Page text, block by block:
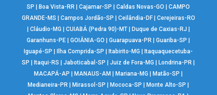
SP
Boa Vista-RR |Cajamar-SP |Caldas Novas-GO |CAMPO
GRANDE-MS
Campos Jordão-SP Ceilândia-DF| Cerejeiras-RO
Cláudio-MG CUIABÁ (Pedra 90)-MT| Duque de Caxias-RJ
Garanhuns-PE |GOIÂNIA-GO |Guarapuava-PR |Guariba-SP
Iguapé-SP
Ilha Comprida-SP Itabirito-MG
Itaquaquecetuba-
SP
Itaqui-RS |Jaboticabal-SP |Juiz de Fora-MG Londrina-PR
MACAPÁ-AP
MANAUS-AM Mariana-MG Matão-SP
Medianeira-PR
Mirassol-SP Mococa-SP Monte Alto-SP